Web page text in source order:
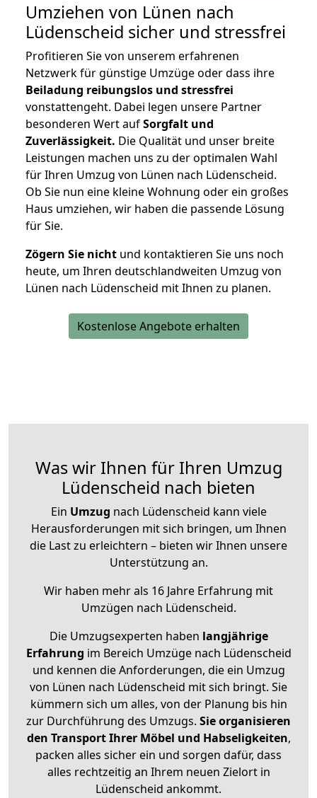
Umziehen von Lünen nach
Lüdenscheid sicher und stressfrei
Profitieren Sie von unserem erfahrenen
Netzwerk für günstige Umzüge oder dass ihre
Beiladung reibungslos und stressfrei
vonstattengeht. Dabei legen unsere Partner
besonderen Wert aufSorgfalt und
Zuverlässigkeit. Die Qualität und unser breite
Leistungen machen uns zu der optimalen Wahl
für Ihren Umzug von Lünen nach Lüdenscheid.
Ob Sie nun eine kleine Wohnung oder ein großes
Haus umziehen, wir haben die passende Lösung
für Sie.
Zögern Sie nicht und kontaktieren Sie uns noch
heute, um Ihren deutschlandweiten Umzug von
Lünen nach Lüdenscheid mit Ihnen zu planen.
Kostenlose Angebote erhalten
Was wir Ihnen für Ihren Umzug
Lüdenscheid nach bieten
Ein Umzug nach Lüdenscheid kann viele
Herausforderungen mit sich bringen, um Ihnen
die Last zu erleichtern – bieten wir Ihnen unsere
Unterstützung an.
Wir haben mehr als 16 Jahre Erfahrung mit
Umzügen nach Lüdenscheid.
Die Umzugsexperten haben langjährige
Erfahrung im Bereich Umzüge nach Lüdenscheid
und kennen die Anforderungen, die ein Umzug
von Lünen nach Lüdenscheid mit sich bringt. Sie
kümmern sich um alles, von der Planung bis hin
zur Durchführung des Umzugs. Sie organisieren
den Transport Ihrer Möbel und Habseligkeiten,
packen alles sicher ein und sorgen dafür, dass
alles rechtzeitig an Ihrem neuen Zielort in
Lüdenscheid ankommt.